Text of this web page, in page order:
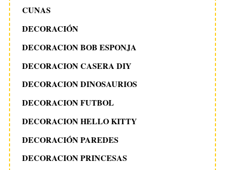
a
s
CUNAS
DECORACIÓN
DECORACION BOB ESPONJA
DECORACION CASERA DIY
DECORACION DINOSAURIOS
DECORACION FUTBOL
DECORACION HELLO KITTY
DECORACIÓN PAREDES
DECORACION PRINCESAS